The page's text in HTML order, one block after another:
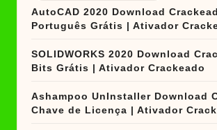
AutoCAD 2020 Download
Português Grátis | Ativador
SOLIDWORKS 2020 Download
Bits Grátis | Ativador Crackeado
Ashampoo UnInstaller Download
Chave de Licença | Ativador